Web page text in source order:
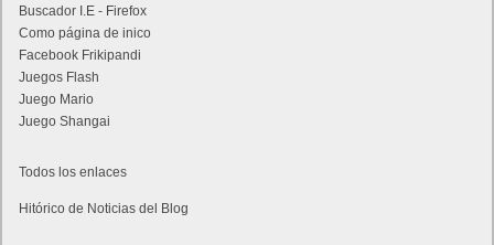
Buscador I.E - Firefox
Como página de inico
Facebook Frikipandi
Juegos Flash
Juego Mario
Juego Shangai
Todos los enlaces
Hitórico de Noticias del Blog